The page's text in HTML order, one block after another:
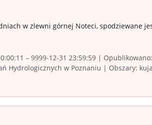
w zlewni górnej Noteci, spodziewane
– 9999-12-31 23:59:59 |
Hydrologicznych w Poznaniu | Obszary: